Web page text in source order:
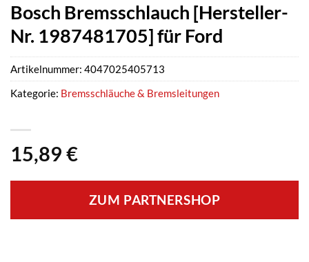
Bosch Bremsschlauch [Hersteller-
Nr. 1987481705] für Ford
15,89 €
ZUM PARTNERSHOP
Artikelnummer: 4047025405713
Kategorie: Bremsschläuche & Bremsleitungen